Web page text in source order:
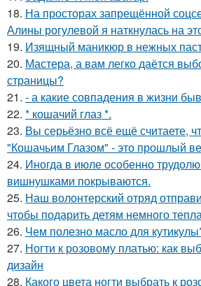
18. На просторах запрещённой
Алины рогулевой я наткнулась на
19. Изящный маникюр в нежных
20. Мастера, а вам легко даётся
страницы?
21. - а какие совпадения в жизни
22. * кошачий глаз *.
23. Вы серьёзно всё ещё считаете,
"Кошачьим Глазом" - это прошлый
24. Иногда в июле особенно
вишнушками покрываются.
25. Наш волонтерский отряд
чтобы подарить детям немного
26. Чем полезно масло для
27. Ногти к розовому платью: как
дизайн
28. Какого цвета ногти выбрать к